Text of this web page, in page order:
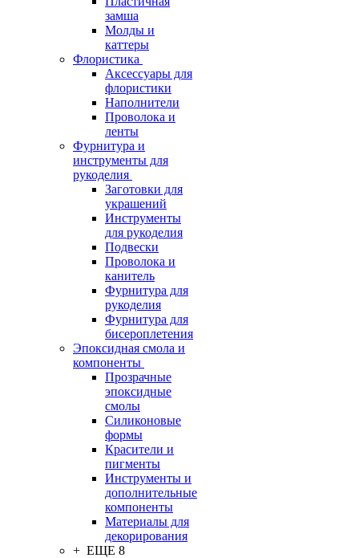
замша
Молды и
каттеры
Флористика
Аксессуары для
флористики
Наполнители
Проволока и
ленты
Фурнитура и
инструменты для
рукоделия
Заготовки для
украшений
Инструменты
для рукоделия
Подвески
Проволока и
канитель
Фурнитура для
рукоделия
Фурнитура для
бисероплетения
Эпоксидная смола и
компоненты
Прозрачные
эпоксидные
смолы
Силиконовые
формы
Красители и
пигменты
Инструменты и
дополнительные
компоненты
Материалы для
декорирования
+ ЕЩЕ 8